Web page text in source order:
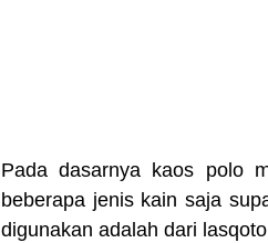
Pada dasarnya kaos polo
beberapa jenis kain saja
digunakan adalah dari